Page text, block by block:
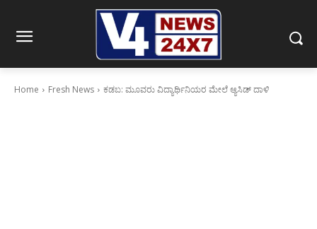
Home Fresh News ಕಡಬ: ಮೂವರು ವಿದ್ಯಾರ್ಥಿನಿಯರ ಮೇಲೆ ಆ್ಯಸಿಡ್ ದಾಳಿ